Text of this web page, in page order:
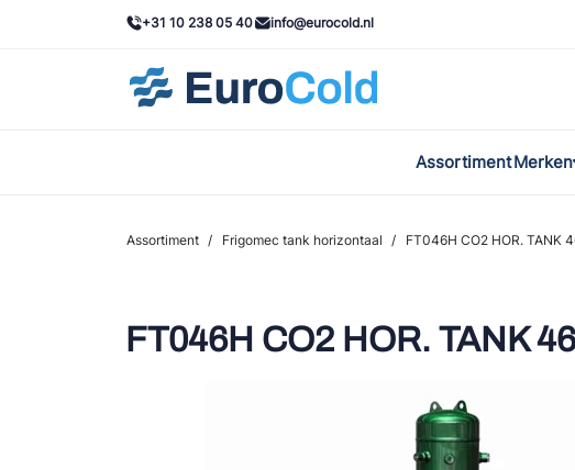
+31 10 238 05 40 info@eurocold.nl
AssortimentMerken
Castel
AWA
VACON
REFFLEX®
Assortiment / Frigomec tank horizontaal / FT046H CO2 HOR. TANK
FT046H CO2 HOR. TANK